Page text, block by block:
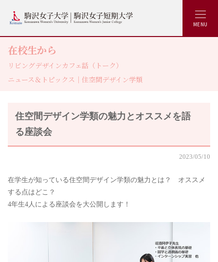
MENU
在校生から
リビングデザインカフェ話（トーク）
ニュース＆トピックス｜住空間デザイン学類
住空間デザイン学類の魅力とオススメを語
る座談会
2023/05/10
在学生が知っている住空間デザイン学類の魅力とは？ オススメ
する点はどこ？
4年生4人による座談会を大公開します！